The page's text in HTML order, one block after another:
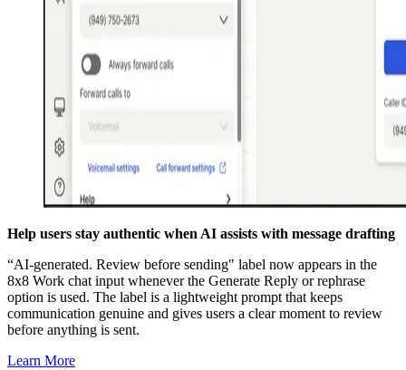
Help users stay authentic when AI assists with message drafting
“AI-generated. Review before sending" label now appears in the
8x8 Work chat input whenever the Generate Reply or rephrase
option is used. The label is a lightweight prompt that keeps
communication genuine and gives users a clear moment to review
before anything is sent.
Learn More